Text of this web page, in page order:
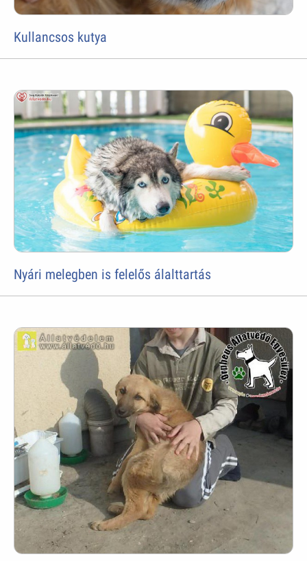
Kullancsos kutya
Nyári melegben is felelős álalttartás